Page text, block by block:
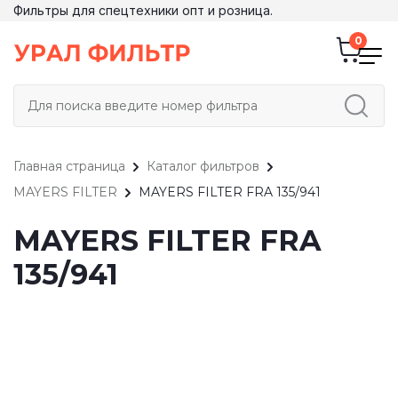
Фильтры для спецтехники опт и розница.
Главная страница
Каталог фильтров
MAYERS FILTER
MAYERS FILTER FRA 135/941
MAYERS FILTER FRA
135/941